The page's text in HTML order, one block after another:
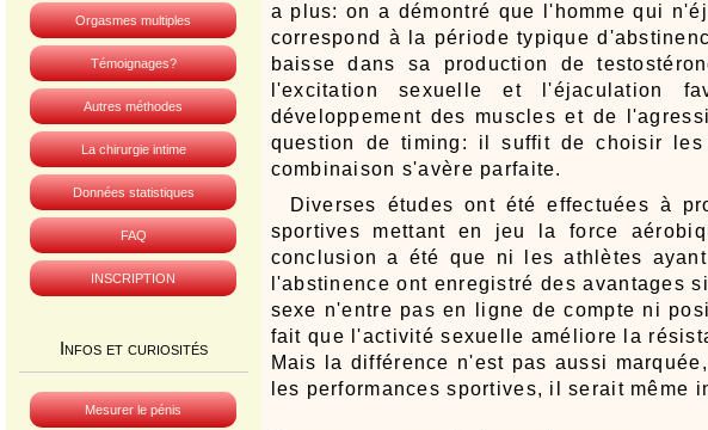
Orgasmes multiples
Témoignages?
Autres méthodes
La chirurgie intime
Données statistiques
FAQ
INSCRIPTION
Infos et curiosités
Mesurer le pénis
a plus: on a démontré que l'homme qui
correspond à la période typique
baisse dans sa production de
l'excitation sexuelle et l'éjaculation
développement des muscles et de
question de timing: il suffit de choisir les
combinaison s'avère parfaite.
Diverses études ont été effectuées à
sportives mettant en jeu la force
conclusion a été que ni les athlètes
l'abstinence ont enregistré des avantages
sexe n'entre pas en ligne de compte ni
fait que l'activité sexuelle améliore la
Mais la différence n'est pas aussi
les performances sportives, il serait même